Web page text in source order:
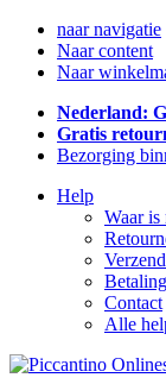
naar navigatie
Naar content
Naar
Nederland:
Gratis
Bezorging
Help
Waar is
Contact
Alle